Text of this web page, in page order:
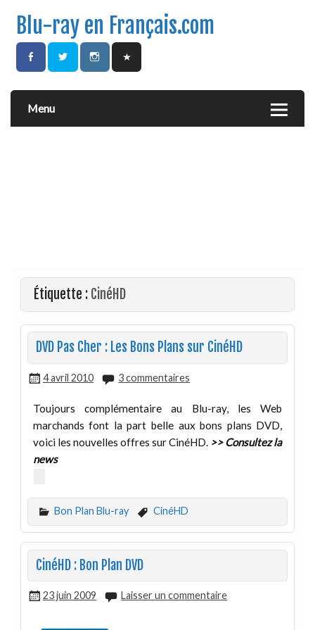
Blu-ray en Français.com
Menu
Étiquette : CinéHD
DVD Pas Cher : Les Bons Plans sur CinéHD
4 avril 2010 3 commentaires
Toujours complémentaire au Blu-ray, les Web
marchands font la part belle aux bons plans DVD,
voici les nouvelles offres sur CinéHD. >> Consultez la
news
Bon Plan Blu-ray CinéHD
CinéHD : Bon Plan DVD
23 juin 2009 Laisser un commentaire